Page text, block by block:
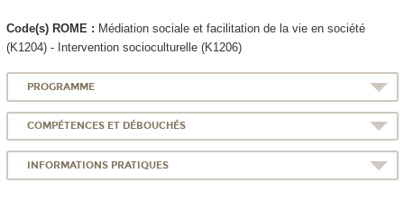
Code(s) ROME : Médiation sociale et facilitation de la vie en société
(K1204) - Intervention socioculturelle (K1206)
PROGRAMME
COMPÉTENCES ET DÉBOUCHÉS
INFORMATIONS PRATIQUES